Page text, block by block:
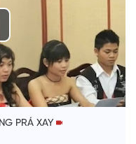
PRÁ XAY